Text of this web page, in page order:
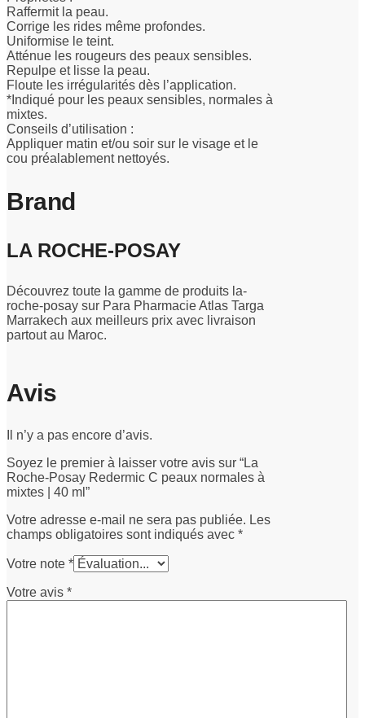
Raffermit la peau.
Corrige les rides même profondes.
Uniformise le teint.
Atténue les rougeurs des peaux sensibles.
Repulpe et lisse la peau.
Floute les irrégularités dès l’application.
*Indiqué pour les peaux sensibles, normales à
mixtes.
Conseils d’utilisation :
Appliquer matin et/ou soir sur le visage et le
cou préalablement nettoyés.
Brand
LA ROCHE-POSAY
Découvrez toute la gamme de produits la-
roche-posay sur Para Pharmacie Atlas Targa
Marrakech aux meilleurs prix avec livraison
partout au Maroc.
Avis
Il n’y a pas encore d’avis.
Soyez le premier à laisser votre avis sur “La
Roche-Posay Redermic C peaux normales à
mixtes | 40 ml”
Votre adresse e-mail ne sera pas publiée. Les
champs obligatoires sont indiqués avec *
Votre note *
Votre avis *